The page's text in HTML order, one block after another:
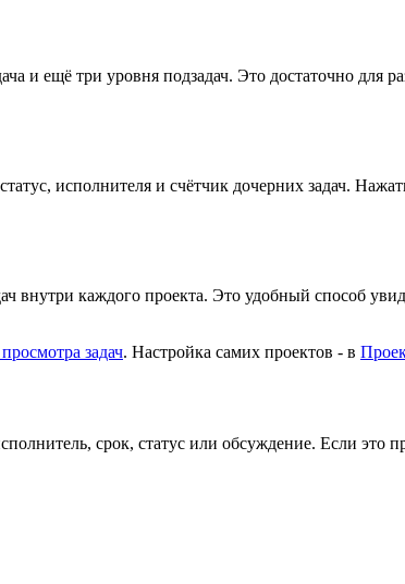
и ещё три уровня подзадач. Это достаточно для
исполнителя и счётчик дочерних задач.
внутри каждого проекта. Это удобный способ
задач. Настройка самих проектов - в
срок, статус или обсуждение. Если это